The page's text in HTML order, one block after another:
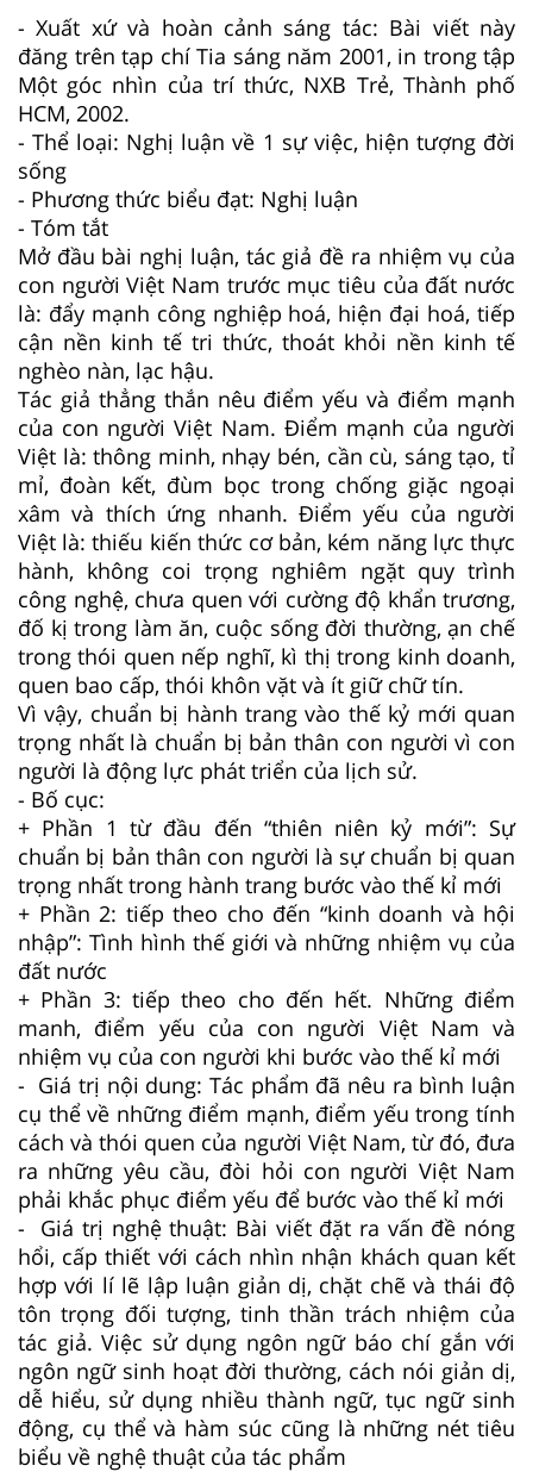
- Xuất xứ và hoàn cảnh sáng tác: Bài viết này
đăng trên tạp chí Tia sáng năm 2001, in trong tập
Một góc nhìn của trí thức, NXB Trẻ, Thành phố
HCM, 2002.
- Thể loại: Nghị luận về 1 sự việc, hiện tượng đời
sống
- Phương thức biểu đạt: Nghị luận
- Tóm tắt
Mở đầu bài nghị luận, tác giả đề ra nhiệm vụ của
con người Việt Nam trước mục tiêu của đất nước
là: đẩy mạnh công nghiệp hoá, hiện đại hoá, tiếp
cận nền kinh tế tri thức, thoát khỏi nền kinh tế
nghèo nàn, lạc hậu.
Tác giả thẳng thắn nêu điểm yếu và điểm mạnh
của con người Việt Nam. Điểm mạnh của người
Việt là: thông minh, nhạy bén, cần cù, sáng tạo, tỉ
mỉ, đoàn kết, đùm bọc trong chống giặc ngoại
xâm và thích ứng nhanh. Điểm yếu của người
Việt là: thiếu kiến thức cơ bản, kém năng lực thực
hành, không coi trọng nghiêm ngặt quy trình
công nghệ, chưa quen với cường độ khẩn trương,
đố kị trong làm ăn, cuộc sống đời thường, ạn chế
trong thói quen nếp nghĩ, kì thị trong kinh doanh,
quen bao cấp, thói khôn vặt và ít giữ chữ tín.
Vì vậy, chuẩn bị hành trang vào thế kỷ mới quan
trọng nhất là chuẩn bị bản thân con người vì con
người là động lực phát triển của lịch sử.
- Bố cục:
+ Phần 1 từ đầu đến “thiên niên kỷ mới”: Sự
chuẩn bị bản thân con người là sự chuẩn bị quan
trọng nhất trong hành trang bước vào thế kỉ mới
+ Phần 2: tiếp theo cho đến “kinh doanh và hội
nhập”: Tình hình thế giới và những nhiệm vụ của
đất nước
+ Phần 3: tiếp theo cho đến hết. Những điểm
manh, điểm yếu của con người Việt Nam và
nhiệm vụ của con người khi bước vào thế kỉ mới
- Giá trị nội dung: Tác phẩm đã nêu ra bình luận
cụ thể về những điểm mạnh, điểm yếu trong tính
cách và thói quen của người Việt Nam, từ đó, đưa
ra những yêu cầu, đòi hỏi con người Việt Nam
phải khắc phục điểm yếu để bước vào thế kỉ mới
- Giá trị nghệ thuật: Bài viết đặt ra vấn đề nóng
hổi, cấp thiết với cách nhìn nhận khách quan kết
hợp với lí lẽ lập luận giản dị, chặt chẽ và thái độ
tôn trọng đối tượng, tinh thần trách nhiệm của
tác giả. Việc sử dụng ngôn ngữ báo chí gắn với
ngôn ngữ sinh hoạt đời thường, cách nói giản dị,
dễ hiểu, sử dụng nhiều thành ngữ, tục ngữ sinh
động, cụ thể và hàm súc cũng là những nét tiêu
biểu về nghệ thuật của tác phẩm